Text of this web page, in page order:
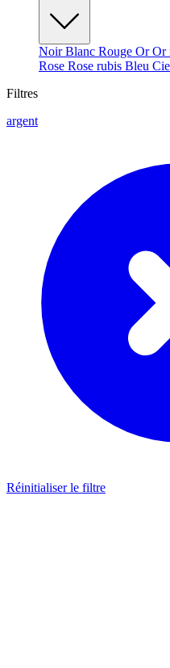
Noir Blanc Rouge Or Or
Rose Rose rubis Bleu
Filtres
argent
Réinitialiser le filtre